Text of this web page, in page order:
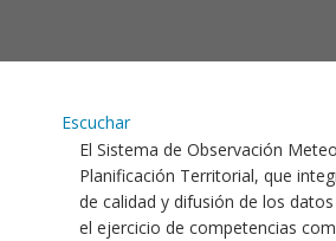
Escuchar
El Sistema de Observación
Planificación Territorial, que
de calidad y difusión de los
el ejercicio de competencias